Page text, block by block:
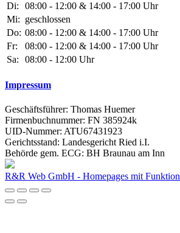
Di:
08:00 - 12:00 & 14:00 - 17:00 Uhr
Mi: geschlossen
Do: 08:00 - 12:00 & 14:00 - 17:00 Uhr
Fr:
08:00 - 12:00 & 14:00 - 17:00 Uhr
Sa:
08:00 - 12:00 Uhr
Impressum
Geschäftsführer: Thomas Huemer
Firmenbuchnummer: FN 385924k
UID-Nummer: ATU67431923
Gerichtsstand: Landesgericht Ried i.I.
Behörde gem. ECG: BH Braunau am Inn
R&R Web GmbH - Homepages mit Funktion